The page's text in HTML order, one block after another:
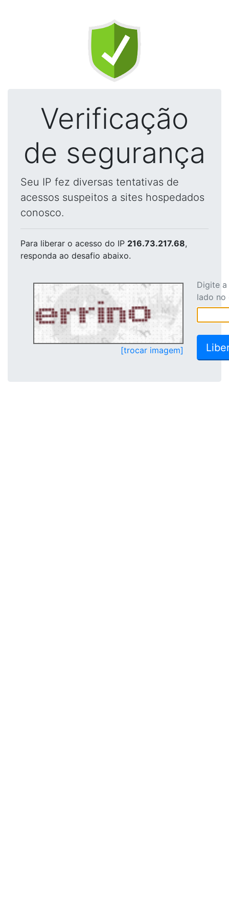
Verificação
de segurança
Seu IP fez diversas tentativas de
acessos suspeitos a sites hospedados
conosco.
Para liberar o acesso do IP 216.73.217.68,
responda ao desafio abaixo.
[trocar imagem]
Digite
lado no